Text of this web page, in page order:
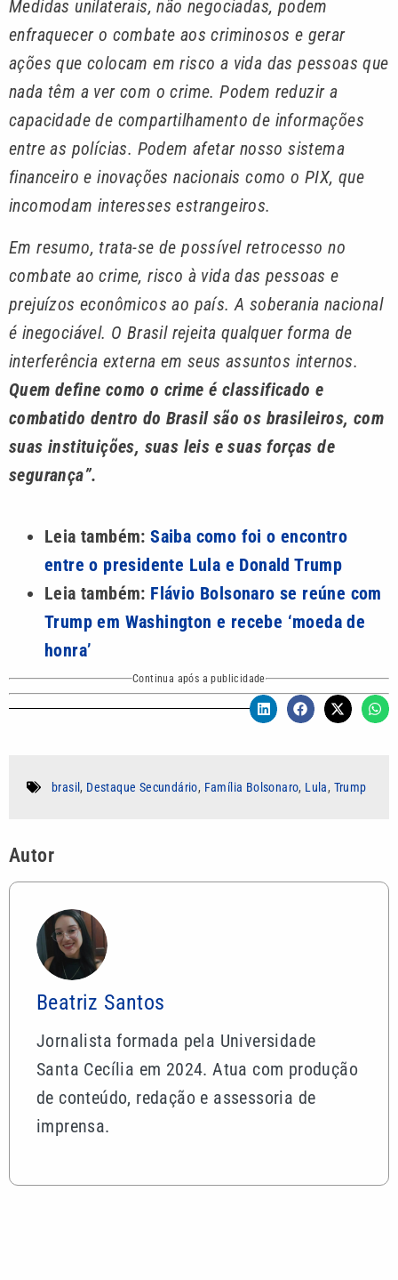
Medidas unilaterais, não negociadas, podem
enfraquecer o combate aos criminosos e gerar
ações que colocam em risco a vida das pessoas que
nada têm a ver com o crime. Podem reduzir a
capacidade de compartilhamento de informações
entre as polícias. Podem afetar nosso sistema
financeiro e inovações nacionais como o PIX, que
incomodam interesses estrangeiros.
Em resumo, trata-se de possível retrocesso no
combate ao crime, risco à vida das pessoas e
prejuízos econômicos ao país. A soberania nacional
é inegociável. O Brasil rejeita qualquer forma de
interferência externa em seus assuntos internos.
Quem define como o crime é classificado e
combatido dentro do Brasil são os brasileiros, com
suas instituições, suas leis e suas forças de
segurança”.
Leia também: Saiba como foi o encontro
entre o presidente Lula e Donald Trump
Leia também: Flávio Bolsonaro se reúne com
Trump em Washington e recebe ‘moeda de
honra’
Continua após a publicidade
brasil , Destaque Secundário, Família Bolsonaro, Lula, Trump
Autor
Beatriz Santos
Jornalista formada pela Universidade
Santa Cecília em 2024. Atua com produção
de conteúdo, redação e assessoria de
imprensa.